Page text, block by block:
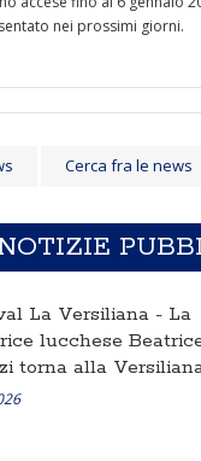
nei prossimi giorni.
Cerca fra le news
La Versiliana - La
lucchese
torna alla